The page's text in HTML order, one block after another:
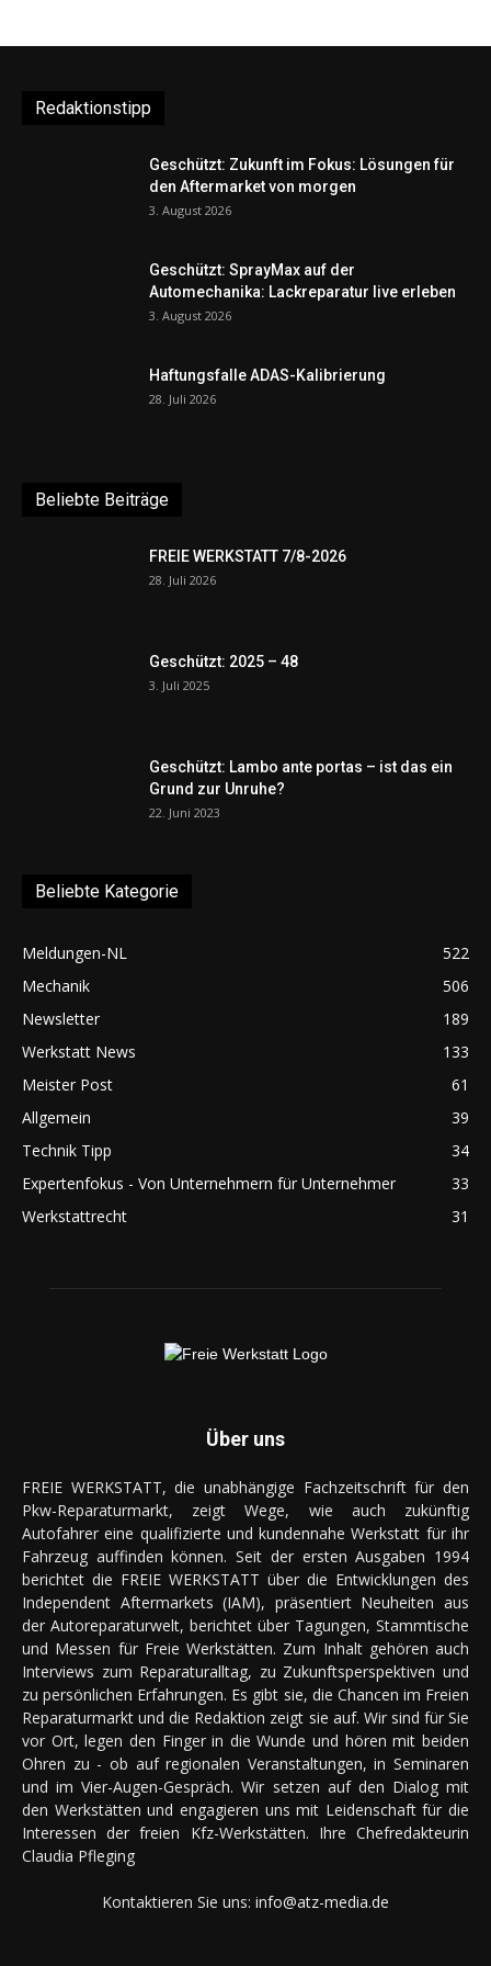
Redaktionstipp
Geschützt: Zukunft im Fokus: Lösungen für
den Aftermarket von morgen
3. August 2026
Geschützt: SprayMax auf der
Automechanika: Lackreparatur live erleben
3. August 2026
Haftungsfalle ADAS-Kalibrierung
28. Juli 2026
Beliebte Beiträge
FREIE WERKSTATT 7/8-2026
28. Juli 2026
Geschützt: 2025 – 48
3. Juli 2025
Geschützt: Lambo ante portas – ist das ein
Grund zur Unruhe?
22. Juni 2023
Beliebte Kategorie
Meldungen-NL
522
Mechanik
506
Newsletter
189
Werkstatt News
133
Meister Post
61
Allgemein
39
Technik Tipp
34
Expertenfokus - Von Unternehmern für Unternehmer
33
Werkstattrecht
31
Über uns
FREIE WERKSTATT, die unabhängige Fachzeitschrift für den
Pkw-Reparaturmarkt, zeigt Wege, wie auch zukünftig
Autofahrer eine qualifizierte und kundennahe Werkstatt für ihr
Fahrzeug auffinden können. Seit der ersten Ausgaben 1994
berichtet die FREIE WERKSTATT über die Entwicklungen des
Independent Aftermarkets (IAM), präsentiert Neuheiten aus
der Autoreparaturwelt, berichtet über Tagungen, Stammtische
und Messen für Freie Werkstätten. Zum Inhalt gehören auch
Interviews zum Reparaturalltag, zu Zukunftsperspektiven und
zu persönlichen Erfahrungen. Es gibt sie, die Chancen im Freien
Reparaturmarkt und die Redaktion zeigt sie auf. Wir sind für Sie
vor Ort, legen den Finger in die Wunde und hören mit beiden
Ohren zu - ob auf regionalen Veranstaltungen, in Seminaren
und im Vier-Augen-Gespräch. Wir setzen auf den Dialog mit
den Werkstätten und engagieren uns mit Leidenschaft für die
Interessen der freien Kfz-Werkstätten. Ihre Chefredakteurin
Claudia Pfleging
Kontaktieren Sie uns: info@atz-media.de